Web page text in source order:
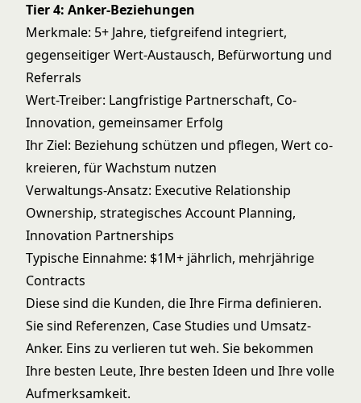
Tier 4: Anker-Beziehungen
Merkmale: 5+ Jahre, tiefgreifend integriert,
gegenseitiger Wert-Austausch, Befürwortung und
Referrals
Wert-Treiber: Langfristige Partnerschaft, Co-
Innovation, gemeinsamer Erfolg
Ihr Ziel: Beziehung schützen und pflegen, Wert co-
kreieren, für Wachstum nutzen
Verwaltungs-Ansatz: Executive Relationship
Ownership, strategisches Account Planning,
Innovation Partnerships
Typische Einnahme: $1M+ jährlich, mehrjährige
Contracts
Diese sind die Kunden, die Ihre Firma definieren.
Sie sind Referenzen, Case Studies und Umsatz-
Anker. Eins zu verlieren tut weh. Sie bekommen
Ihre besten Leute, Ihre besten Ideen und Ihre volle
Aufmerksamkeit.